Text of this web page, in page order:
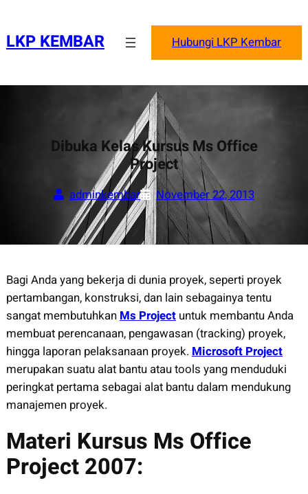
content
LKP KEMBAR Hubungi LKP Kembar
Dibuka Kelas Kursus Ms Office
Project
adminkembar November 22, 2013
Bagi Anda yang bekerja di dunia proyek, seperti proyek
pertambangan, konstruksi, dan lain sebagainya tentu
sangat membutuhkan Ms Projectuntuk membantu Anda
membuat perencanaan, pengawasan (tracking) proyek,
hingga laporan pelaksanaan proyek. Microsoft Project
merupakan suatu alat bantu atau tools yang menduduki
peringkat pertama sebagai alat bantu dalam mendukung
manajemen proyek.
Materi Kursus Ms Office
Project 2007: